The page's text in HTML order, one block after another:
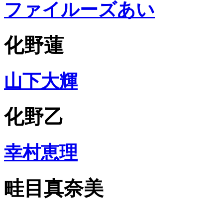
ファイルーズあい
化野蓮
山下大輝
化野乙
幸村恵理
畦目真奈美